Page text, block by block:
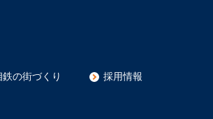
鉄の街づくり 採用情報